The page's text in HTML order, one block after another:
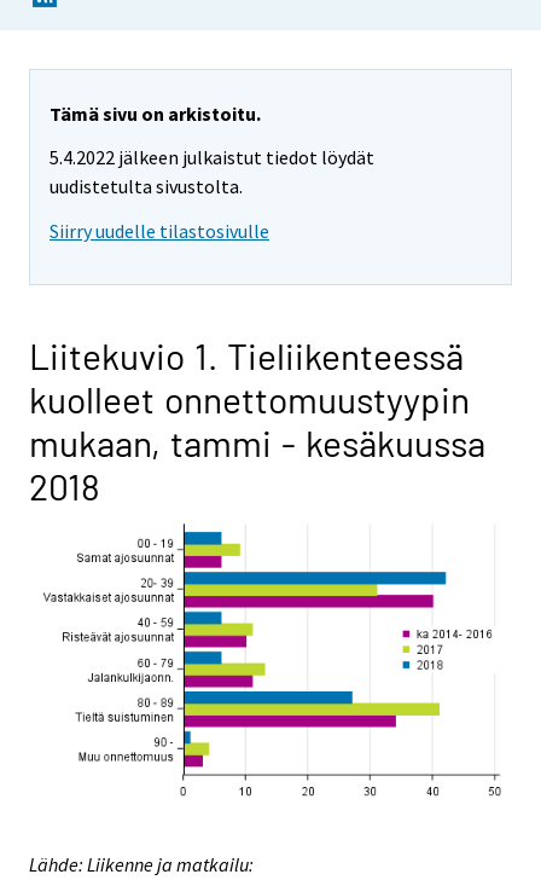
Tämä sivu on arkistoitu.
5.4.2022 jälkeen julkaistut tiedot löydät
uudistetulta sivustolta.
Siirry uudelle tilastosivulle
Liitekuvio 1. Tieliikenteessä
kuolleet onnettomuustyypin
mukaan, tammi - kesäkuussa
2018
Lähde: Liikenne ja matkailu: